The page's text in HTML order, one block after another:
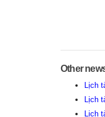
Other
Lịch
Lịch
Lịch